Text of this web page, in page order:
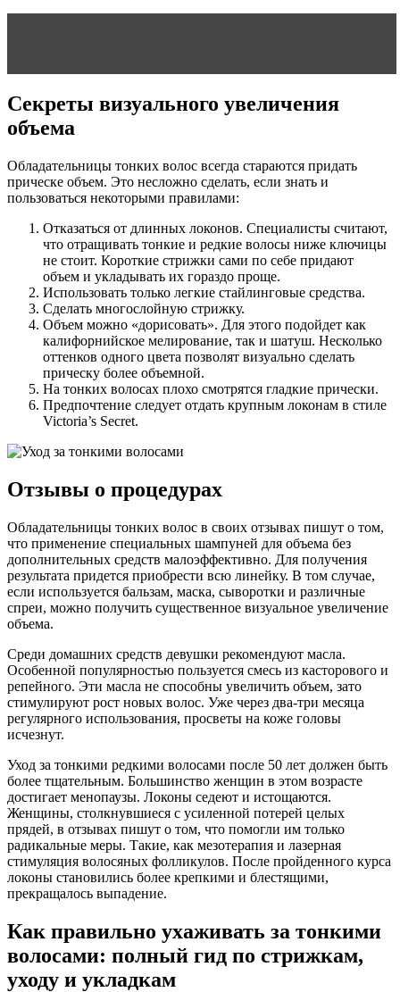
Секреты визуального увеличения
объема
Обладательницы тонких волос всегда стараются придать
прическе объем. Это несложно сделать, если знать и
пользоваться некоторыми правилами:
Отказаться от длинных локонов. Специалисты считают,
что отращивать тонкие и редкие волосы ниже ключицы
не стоит. Короткие стрижки сами по себе придают
объем и укладывать их гораздо проще.
Использовать только легкие стайлинговые средства.
Сделать многослойную стрижку.
Объем можно «дорисовать». Для этого подойдет как
калифорнийское мелирование, так и шатуш. Несколько
оттенков одного цвета позволят визуально сделать
прическу более объемной.
На тонких волосах плохо смотрятся гладкие прически.
Предпочтение следует отдать крупным локонам в стиле
Victoria’s Secret.
Отзывы о процедурах
Обладательницы тонких волос в своих отзывах пишут о том,
что применение специальных шампуней для объема без
дополнительных средств малоэффективно. Для получения
результата придется приобрести всю линейку. В том случае,
если используется бальзам, маска, сыворотки и различные
спреи, можно получить существенное визуальное увеличение
объема.
Среди домашних средств девушки рекомендуют масла.
Особенной популярностью пользуется смесь из касторового и
репейного. Эти масла не способны увеличить объем, зато
стимулируют рост новых волос. Уже через два-три месяца
регулярного использования, просветы на коже головы
исчезнут.
Уход за тонкими редкими волосами после 50 лет должен быть
более тщательным. Большинство женщин в этом возрасте
достигает менопаузы. Локоны седеют и истощаются.
Женщины, столкнувшиеся с усиленной потерей целых
прядей, в отзывах пишут о том, что помогли им только
радикальные меры. Такие, как мезотерапия и лазерная
стимуляция волосяных фолликулов. После пройденного курса
локоны становились более крепкими и блестящими,
прекращалось выпадение.
Как правильно ухаживать за тонкими
волосами: полный гид по стрижкам,
уходу и укладкам